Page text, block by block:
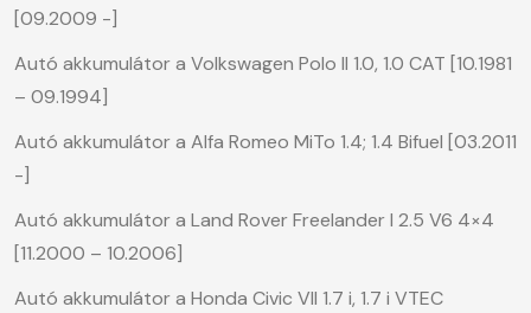
[09.2009 -]
Autó akkumulátor a Volkswagen Polo II 1.0, 1.0 CAT [10.1981
– 09.1994]
Autó akkumulátor a Alfa Romeo MiTo 1.4; 1.4 Bifuel [03.2011
-]
Autó akkumulátor a Land Rover Freelander I 2.5 V6 4×4
[11.2000 – 10.2006]
Autó akkumulátor a Honda Civic VII 1.7 i, 1.7 i VTEC